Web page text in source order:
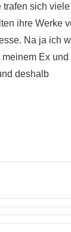
sich
ihre Werke
Na ja ich
Ex
deshalb